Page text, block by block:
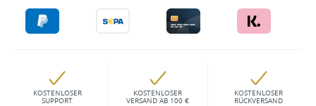
KOSTENLOSER
SUPPORT
KOSTENLOSER
VERSAND AB 100 €
KOSTENLOSER
RÜCKVERSAND